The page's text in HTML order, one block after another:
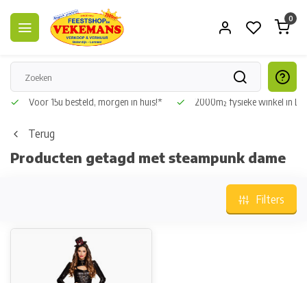
0
Voor 15u besteld, morgen in huis!* 2000m² fysieke winkel in
Terug
Producten getagd met steampunk dame
Filters